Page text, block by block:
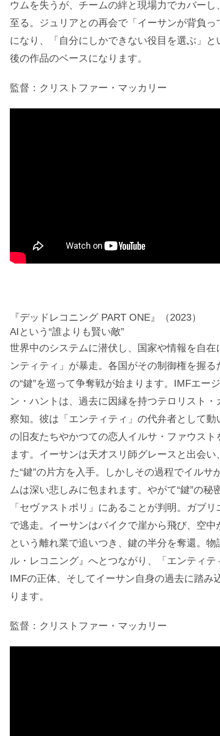
ウムを失うが、チームの絆と現場力でカバー
至る。ジュリアとの再会で「イーサンが背負っ
になり、「自分にしかできない役目を選ぶ」
後の作品のベースになります。
監督：クリストファー・マッカリー
『デッドレコニング PART ONE』（2023）
AIという“誰よりも賢い敵”
世界中のシステムに潜伏し、国家や情報を自在
ンティティ」が暴走。各国がその制御権を握る
の“鍵”を巡って争奪戦が始まります。IMFエー
ン・ハントは、過去に因縁を持つテロリスト
察知。彼は「エンティティ」の代弁者として動
の旧友たちやかつての恋人イルサ・ファウスト
ます。イーサンは天才スリ師グレースと出会い
た“鍵”の片方を入手。しかしその過程でイルサ
ムは深い悲しみに包まれます。やがて“鍵”の秘
「セヴァストポリ」にあることが判明。ガブ
で逃走。イーサンはバイクで崖から飛び、空
という離れ業で追いつき、鍵の半分を奪還。
ル・レコニング』へとつながり、「エンティテ
IMFの正体、そしてイーサン自身の過去に踏み
ります。
監督：クリストファー・マッカリー